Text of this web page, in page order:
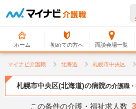
ホーム 初めての方へ 面談会場一覧
マイナビ介護職 北海道 札幌市中央区
札幌市中央区(北海道)の病院の介護職
この条件の介護・福祉求人数